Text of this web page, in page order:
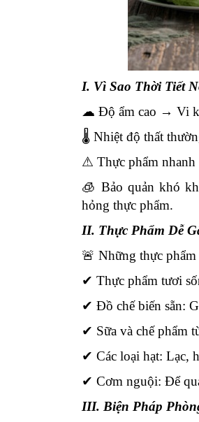
I. Vì Sao Thời Tiết
☁ Độ ẩm cao → Vi
🌡 Nhiệt độ thất
⚠ Thực phẩm
🧊 Bảo quản khó
hỏng thực phẩm.
II. Thực Phẩm Dễ
🚨 Những thực
✔ Thực phẩm tươi
✔ Đồ chế biến sẵn:
✔ Sữa và chế phẩm
✔ Các loại hạt: Lạc,
✔ Cơm nguội: Để
III. Biện Pháp